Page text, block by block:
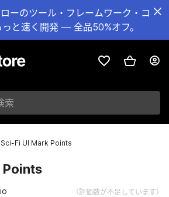
ーのツール・フレームワーク・コ
と速く開発 — 全品50%オフ。
Sci-Fi UI Mark Points
Points
（評価数が不足しています）